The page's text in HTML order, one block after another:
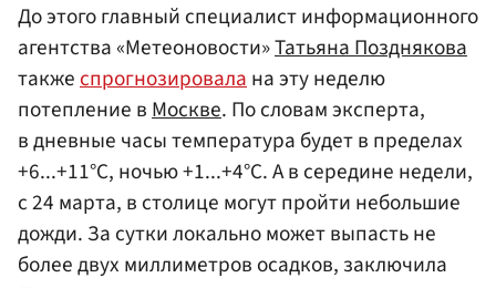
До этого главный специалист информационного
агентства «Метеоновости»Татьяна Позднякова
такжеспрогнозировалана эту неделю
потепление вМоскве. По словам эксперта,
в дневные часы температура будет в пределах
+6...+11°С, ночью +1...+4°С. А в середине недели,
с 24 марта, в столице могут пройти небольшие
дожди. За сутки локально может выпасть не
более двух миллиметров осадков, заключила